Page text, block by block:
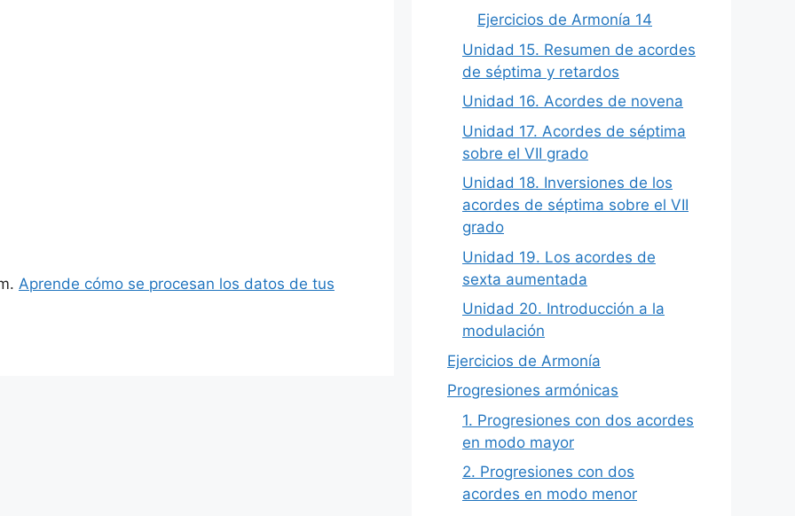
Aprende cómo se procesan los datos de tus
Ejercicios de Armonía 14
Unidad 15. Resumen de acordes
de séptima y retardos
Unidad 16. Acordes de novena
Unidad 17. Acordes de séptima
sobre el VII grado
Unidad 18. Inversiones de los
acordes de séptima sobre el VII
grado
Unidad 19. Los acordes de
sexta aumentada
Unidad 20. Introducción a la
modulación
Ejercicios de Armonía
Progresiones armónicas
1. Progresiones con dos acordes
en modo mayor
2. Progresiones con dos
acordes en modo menor